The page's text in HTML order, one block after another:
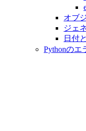
オブ
ジェ
日付
Pythonのエ